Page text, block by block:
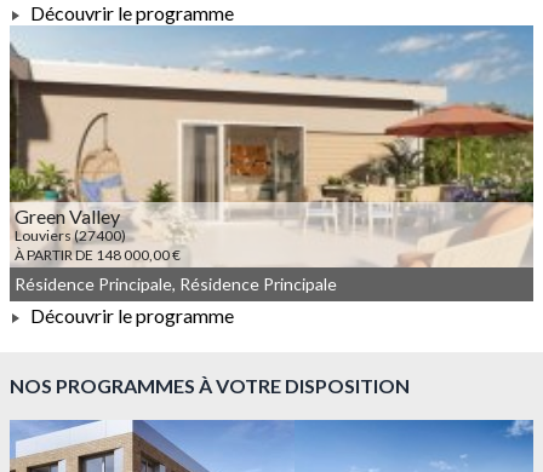
À PARTIR DE 146 212,00 €
Découvrir le programme
Green Valley
Louviers (27400)
À PARTIR DE 148 000,00 €
À PARTIR DE 148 000,00 €
Résidence Principale, Résidence Principale
Découvrir le programme
NOS PROGRAMMES À VOTRE DISPOSITION